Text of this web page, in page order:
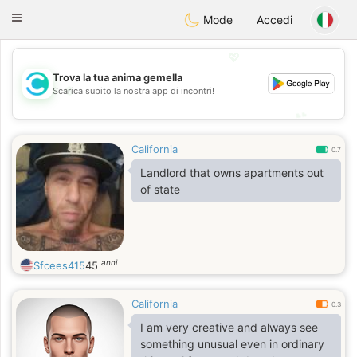
olombiaCitas
Toggle
Mode Accedi
💖
Trova la tua anima gemella
Scarica subito la nostra app di incontri!
California 0.7
Landlord that owns apartments out
of state
Sfcees41545 anni
California 0.3
I am very creative and always see
something unusual even in ordinary